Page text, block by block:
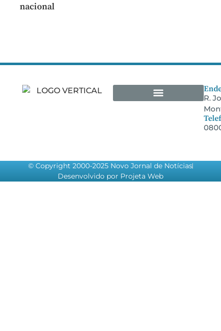
nacional
R.
© Copyright 2000-2025 Novo Jornal de Notícias
Desenvolvido por Projeta Web